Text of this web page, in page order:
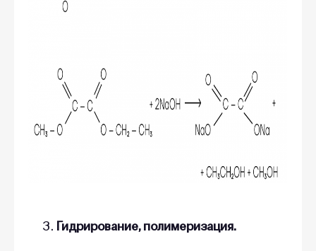
Гидрирование, полимеризация.